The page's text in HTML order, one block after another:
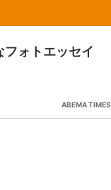
ォトエッセイ
ABEMA TIMES